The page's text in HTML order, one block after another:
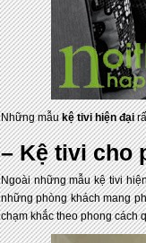
Những mẫukệ tivi hiện đại
– Kệ tivi cho
Ngoài những mẫu kệ tivi
những phòng khách mang
chạm khắc theo phong cách